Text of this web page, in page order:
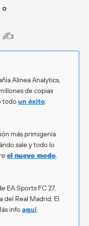
✍️
Alinea Analytics,
de copias
todoun éxito.
más primigenia
sale y todo lo
el nuevo modo.
EA Sports FC 27,
del Real Madrid. El
infoaquí.